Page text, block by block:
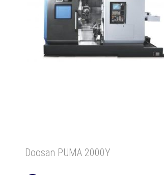
Doosan PUMA 2000Y